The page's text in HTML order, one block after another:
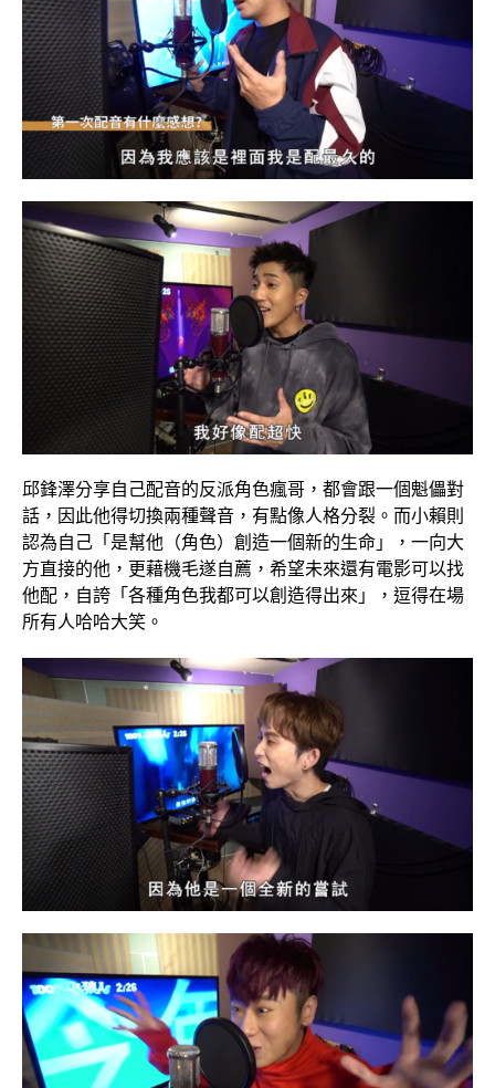
邱鋒澤分享自己配音的反派角色瘋哥，都會跟一個魁儡對
話，因此他得切換兩種聲音，有點像人格分裂。而小賴則
認為自己「是幫他（角色）創造一個新的生命」，一向大
方直接的他，更藉機毛遂自薦，希望未來還有電影可以找
他配，自誇「各種角色我都可以創造得出來」，逗得在場
所有人哈哈大笑。